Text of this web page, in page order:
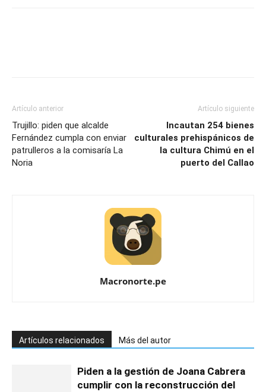
Artículo anterior
Trujillo: piden que alcalde
Fernández cumpla con enviar
patrulleros a la comisaría La
Noria
Artículo siguiente
Incautan 254 bienes
culturales prehispánicos de
la cultura Chimú en el
puerto del Callao
Macronorte.pe
Artículos relacionados Más del autor
Piden a la gestión de Joana Cabrera
cumplir con la reconstrucción del